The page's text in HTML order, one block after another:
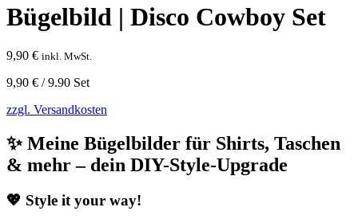
Bügelbild | Disco Cowboy Set
9,90 € inkl. MwSt.
9,90 € /9.90 Set
zzgl. Versandkosten
✨ Meine Bügelbilder für Shirts, Taschen
& mehr – dein DIY-Style-Upgrade
💖 Style it your way!